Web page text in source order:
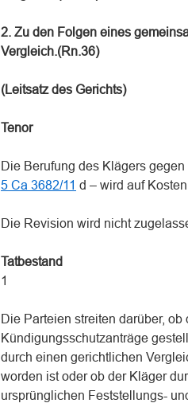
2. Zu den Folgen eines
Vergleich.(Rn.36)
(Leitsatz des Gerichts)
Tenor
Die Berufung des Klägers
5 Ca 3682/11 d – wird auf
Die Revision wird nicht
Tatbestand
1
Die Parteien streiten darüber,
Kündigungsschutzanträge
durch einen gerichtlichen
worden ist oder ob der Kläger
ursprünglichen Feststellungs-